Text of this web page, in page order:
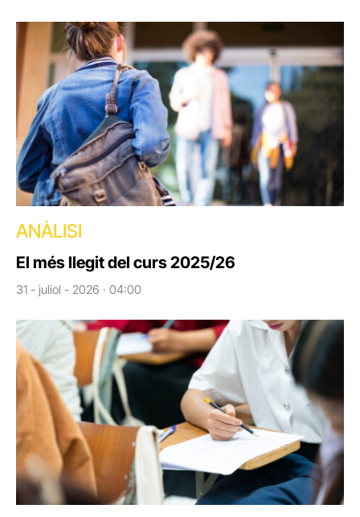
ANÀLISI
El més llegit del curs 2025/26
31 - juliol - 2026 · 04:00